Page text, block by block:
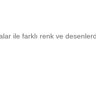
ile farklı renk ve